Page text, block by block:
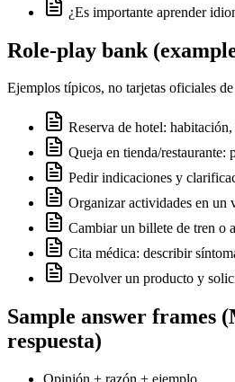
¿Es importante aprender
Role-play bank
Ejemplos típicos, no tarjetas oficiales
Reserva de hotel:
Queja en tienda/restaurante:
Pedir indicaciones y
Organizar actividades en un
Cambiar un billete de tren o
Cita médica: describir
Devolver un producto y
Sample answer frames
respuesta)